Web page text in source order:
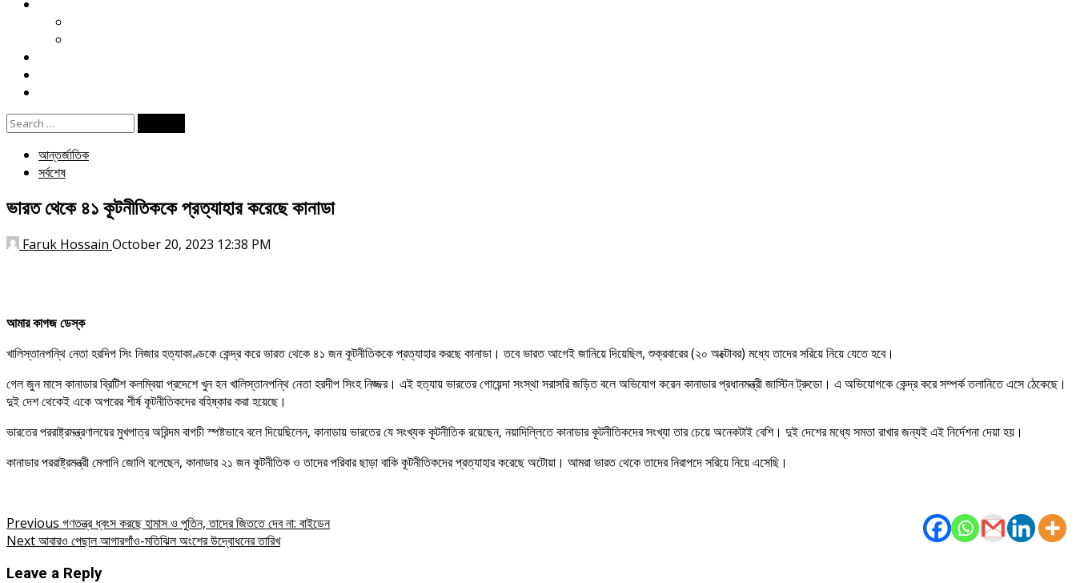
Search
আন্তর্জাতিক
সর্বশেষ
ভারত থেকে ৪১ কূটনীতিককে প্রত্যাহার করেছে কানাডা
Faruk Hossain October 20, 2023 12:38 PM
আমার কাগজ ডেস্ক
খালিস্তানপন্থি নেতা হরদিপ সিং নিজার হত্যাকাণ্ডকে কেন্দ্র করে ভারত থেকে ৪১ জন কূটনীতিককে প্রত্যাহার করছে কানাডা। তবে ভারত আগেই জানিয়ে দিয়েছিল, শুক্রবারের (২০ অক্টোবর) মধ্যে তাদের সরিয়ে নিয়ে যেতে হবে।
গেল জুন মাসে কানাডার ব্রিটিশ কলম্বিয়া প্রদেশে খুন হন খালিস্তানপন্থি নেতা হরদীপ সিংহ নিজ্জর। এই হত্যায় ভারতের গোয়েন্দা সংস্থা সরাসরি জড়িত বলে অভিযোগ করেন কানাডার প্রধানমন্ত্রী জাস্টিন ট্রুডো। এ অভিযোগকে কেন্দ্র করে সম্পর্ক তলানিতে এসে ঠেকেছে।
দুই দেশ থেকেই একে অপরের শীর্ষ কূটনীতিকদের বহিষ্কার করা হয়েছে।
ভারতের পররাষ্ট্রমন্ত্রণালয়ের মুখপাত্র অরিন্দম বাগচী স্পষ্টভাবে বলে দিয়েছিলেন, কানাডায় ভারতের যে সংখ্যক কূটনীতিক রয়েছেন, নয়াদিল্লিতে কানাডার কূটনীতিকদের সংখ্যা তার চেয়ে অনেকটাই বেশি। দুই দেশের মধ্যে সমতা রাখার জন্যই এই নির্দেশনা দেয়া হয়।
কানাডার পররাষ্ট্রমন্ত্রী মেলানি জোলি বলেছেন, কানাডার ২১ জন কূটনীতিক ও তাদের পরিবার ছাড়া বাকি কূটনীতিকদের প্রত্যাহার করেছে অটোয়া। আমরা ভারত থেকে তাদের নিরাপদে সরিয়ে নিয়ে এসেছি।
Post
navigation
Previous গণতন্ত্র ধ্বংস করছে হামাস ও পুতিন, তাদের জিততে দেব না: বাইডেন
Nextআবারও পেছাল আগারগাঁও-মতিঝিল অংশের উদ্বোধনের তারিখ
Leave a Reply